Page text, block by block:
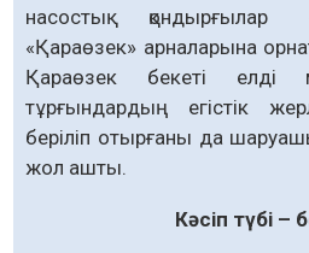
насостық
«Қараөзек» арналарына
Қараөзек бекеті елді
тұрғындардың егістік
беріліп отырғаны да
жол ашты.
Кәсіп түбі –